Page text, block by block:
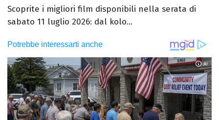
Scoprite i migliori film disponibili nella serata di
sabato 11 luglio 2026: dal kolo...